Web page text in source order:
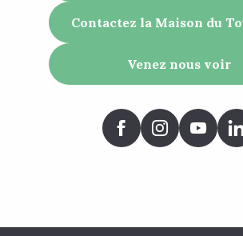
Contactez la Maison du
Venez nous voir